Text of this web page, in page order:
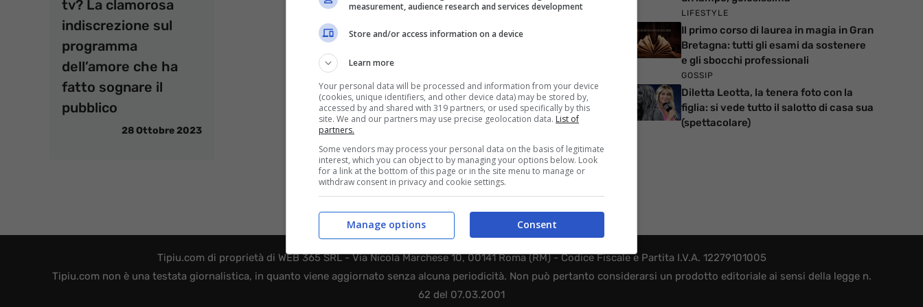
tv? La clamorosa
indiscrezione sul
programma
dell’amore che ha
fatto sognare il
pubblico
28 Ottobre 2023
LIFESTYLE
Il primo corso di laurea in magia in Gran
Bretagna: tutti gli esami da sostenere
e gli sbocchi professionali
GOSSIP
Diletta Leotta, la tenera foto con la
figlia: si vede tutto il salotto di casa sua
(spettacolare)
Tipiu.com di proprietà di WEB 365 SRL - Via Nicola Marchese 10, 00141 Roma (RM) - Codice Fiscale e Partita I.V.A. 12279101005
Tipiu.com non è una testata giornalistica, in quanto viene aggiornato senza alcuna periodicità. Non può pertanto considerarsi un prodotto editoriale ai sensi della legge n.
62 del 07.03.2001
measurement, audience research and services development
Store and/or access information on a device
Learn more
Your personal data will be processed and information from your device
(cookies, unique identifiers, and other device data) may be stored by,
accessed by and shared with 319 partners, or used specifically by this
site. We and our partners may use precise geolocation data. List of
partners.
Some vendors may process your personal data on the basis of legitimate
interest, which you can object to by managing your options below. Look
for a link at the bottom of this page or in the site menu to manage or
withdraw consent in privacy and cookie settings.
Consent
Manage options